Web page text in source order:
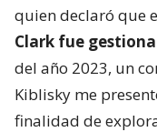
quien declaró que
Clark fue
del año 2023, un
Kiblisky me
finalidad de